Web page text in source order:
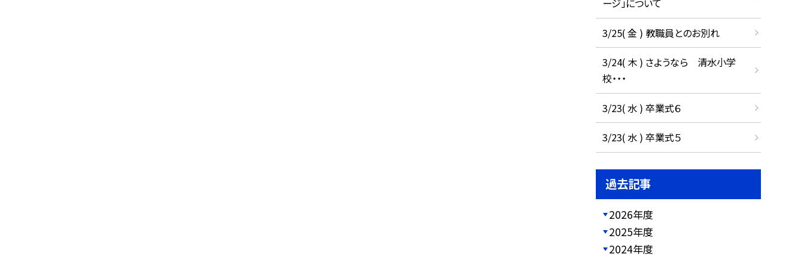
ージ」について
3/25( 金 ) 教職員とのお別れ
3/24( 木 ) さようなら 清水小学
校・・・
3/23( 水 ) 卒業式６
3/23( 水 ) 卒業式５
過去記事
2026年度
2025年度
2024年度